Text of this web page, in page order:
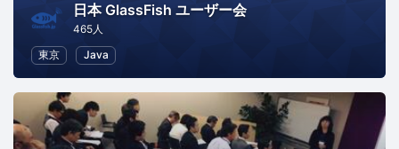
日本 GlassFish ユーザー会
465人
東京
Java